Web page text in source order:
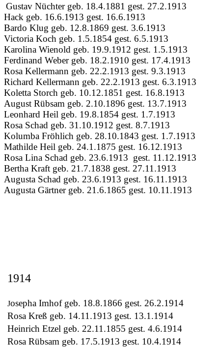
Gustav Nüchter geb. 18.4.1881 gest. 27.2.1913
Hack geb. 16.6.1913 gest. 16.6.1913
Bardo Klug geb. 12.8.1869 gest. 3.6.1913
Victoria Koch geb. 1.5.1854 gest. 6.5.1913
Karolina Wienold geb. 19.9.1912 gest. 1.5.1913
Ferdinand Weber geb. 18.2.1910 gest. 17.4.1913
Rosa Kellermann geb. 22.2.1913 gest. 9.3.1913
Richard Kellermann geb. 22.2.1913 gest. 6.3.1913
Koletta Storch geb. 10.12.1851 gest. 16.8.1913
August Rübsam geb. 2.10.1896 gest. 13.7.1913
Leonhard Heil geb. 19.8.1854 gest. 1.7.1913
Rosa Schad geb. 31.10.1912 gest. 8.7.1913
Kolumba Fröhlich geb. 28.10.1843 gest. 1.7.1913
Mathilde Heil geb. 24.1.1875 gest. 16.12.1913
Rosa Lina Schad geb. 23.6.1913 gest. 11.12.1913
Bertha Kraft geb. 21.7.1838 gest. 27.11.1913
Augusta Schad geb. 23.6.1913 gest. 16.11.1913
Augusta Gärtner geb. 21.6.1865 gest. 10.11.1913
1914
Josepha Imhof geb. 18.8.1866 gest. 26.2.1914
Rosa Kreß geb. 14.11.1913 gest. 13.1.1914
Heinrich Etzel geb. 22.11.1855 gest. 4.6.1914
Rosa Rübsam geb. 17.5.1913 gest. 10.4.1914